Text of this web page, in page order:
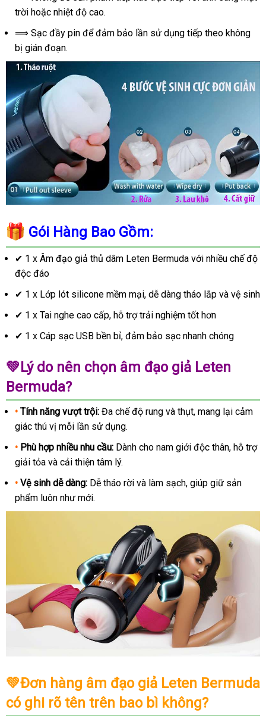
trời hoặc nhiệt độ cao.
⟹ Sạc đầy pin để đảm bảo lần sử dụng tiếp theo không
bị gián đoạn.
Gói Hàng Bao Gồm:
✔ 1 x Âm đạo giả thủ dâm Leten Bermuda với nhiều chế độ
độc đáo
✔ 1 x Lớp lót silicone mềm mại, dễ dàng tháo lắp và vệ sinh
✔ 1 x Tai nghe cao cấp, hỗ trợ trải nghiệm tốt hơn
✔ 1 x Cáp sạc USB bền bỉ, đảm bảo sạc nhanh chóng
💚Lý do nên chọn âm đạo giả Leten
Bermuda?
• Tính năng vượt trội: Đa chế độ rung và thụt, mang lại cảm
giác thú vị mỗi lần sử dụng.
• Phù hợp nhiều nhu cầu: Dành cho nam giới độc thân, hỗ trợ
giải tỏa và cải thiện tâm lý.
• Vệ sinh dễ dàng: Dễ tháo rời và làm sạch, giúp giữ sản
phẩm luôn như mới.
💚Đơn hàng âm đạo giả Leten Bermuda
có ghi rõ tên trên bao bì không?